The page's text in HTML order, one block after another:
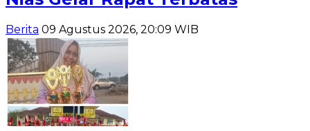
Berita 09 Agustus 2026, 20:09 WIB